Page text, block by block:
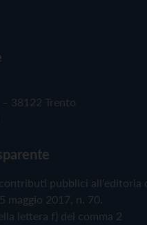
38122 Trento
pubblici all'editoria
maggio 2017, n. 70.
lettera f) del comma 2